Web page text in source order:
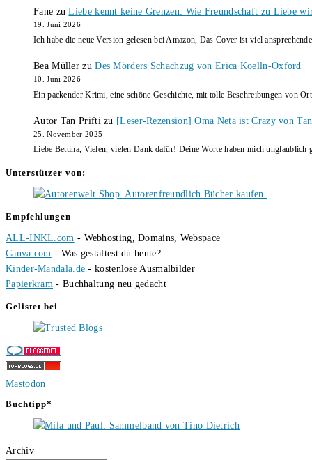
Fane zuLiebe kennt keine Grenzen: Wie Freundschaft zu Liebe
19. Juni 2026
Ich habe die neue Version gelesen bei Amazon, Das Cover ist viel
Bea Müller zuDes Mörders Schachzug von Erica Koelln-Oxford
10. Juni 2026
Ein packender Krimi, eine schöne Geschichte, mit tolle Beschreibungen von
Autor Tan Prifti zu [Leser-Rezension] Oma Neta ist Crazy von
25. November 2025
Liebe Bettina, Vielen, vielen Dank dafür! Deine Worte haben mich unglaublich
Unterstützer von:
Empfehlungen
ALL-INKL.com - Webhosting, Domains, Webspace
Canva.com - Was gestaltest du heute?
Kinder-Mandala.de - kostenlose Ausmalbilder
Papierkram - Buchhaltung neu gedacht
Gelistet bei
Mastodon
Buchtipp*
Archiv